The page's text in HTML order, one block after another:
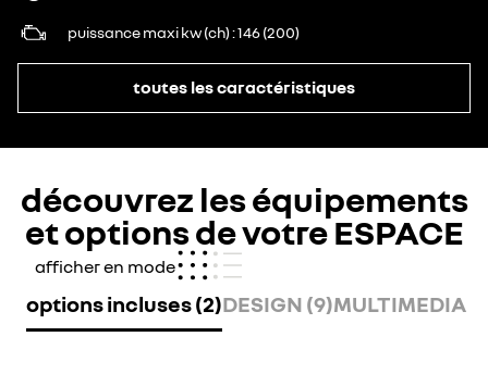
puissance maxi kw (ch) 146 (200)
toutes les caractéristiques
découvrez les équipements
et options de votre ESPACE
afficher en mode
options incluses (2)DESIGN (9)MULTIMEDIA